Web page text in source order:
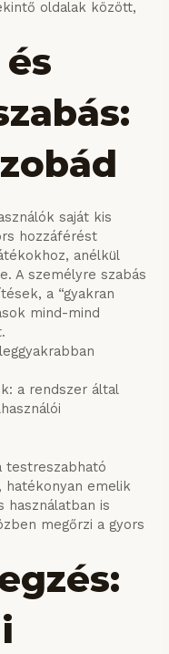
oldalak között,
saját kis
hozzáférést
anélkül
A személyre szabás
a “gyakran
mind-mind
a rendszer által
testreszabható
hatékonyan emelik
használatban is
megőrzi a gyors